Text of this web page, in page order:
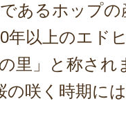
あるホップ
年以上のエド
里」と称され
の咲く時期に